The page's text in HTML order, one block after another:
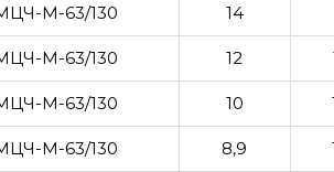
М-63/130 14
М-63/130 12
М-63/130 10
М-63/130 8,9